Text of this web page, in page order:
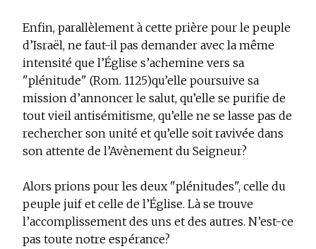
Enfin, parallèlement à cette prière pour le peuple
d’Israël, ne faut-il pas demander avec la même
intensité que l’Église s’achemine vers sa
"plénitude" (Rom. 1125)qu’elle poursuive sa
mission d’annoncer le salut, qu’elle se purifie de
tout vieil antisémitisme, qu’elle ne se lasse pas de
rechercher son unité et qu’elle soit ravivée dans
son attente de l’Avènement du Seigneur?
Alors prions pour les deux "plénitudes", celle du
peuple juif et celle de l’Église. Là se trouve
l’accomplissement des uns et des autres. N’est-ce
pas toute notre espérance?